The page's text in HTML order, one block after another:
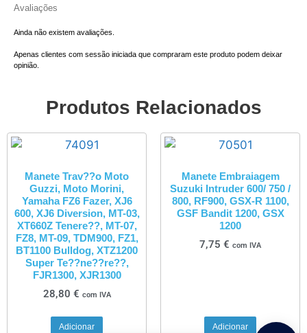
Avaliações
Ainda não existem avaliações.
Apenas clientes com sessão iniciada que compraram este produto podem deixar
opinião.
Produtos Relacionados
Manete Trav??o Moto
Guzzi, Moto Morini,
Yamaha FZ6 Fazer, XJ6
600, XJ6 Diversion, MT-03,
XT660Z Tenere??, MT-07,
FZ8, MT-09, TDM900, FZ1,
BT1100 Bulldog, XTZ1200
Super Te??ne??re??,
FJR1300, XJR1300
28,80 € com IVA
Adicionar
Manete Embraiagem
Suzuki Intruder 600/ 750 /
800, RF900, GSX-R 1100,
GSF Bandit 1200, GSX
1200
7,75 € com IVA
Adicionar